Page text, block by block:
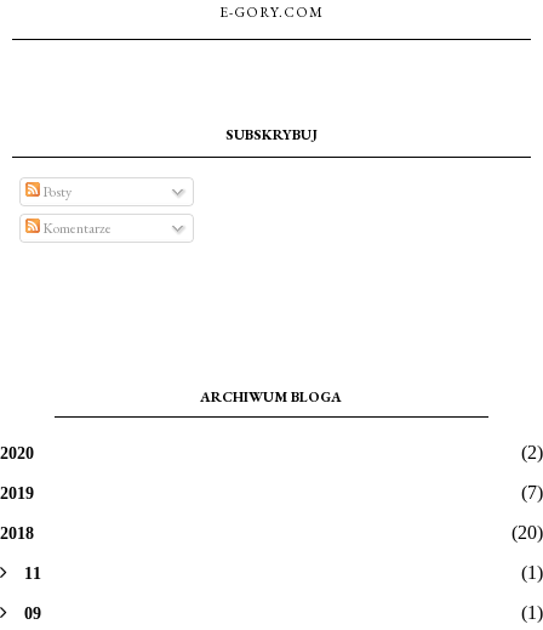
E-GORY.COM
SUBSKRYBUJ
Posty
Komentarze
ARCHIWUM BLOGA
2020 (2)
2019 (7)
2018 (20)
11 (1)
09 (1)